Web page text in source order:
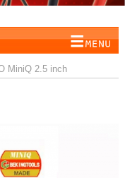
MiniQ 2.5 inch